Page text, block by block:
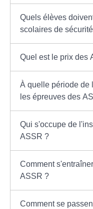
Quels élèves
scolaires de
Quel est le prix des
À quelle période de
les épreuves des
Qui s'occupe de
ASSR ?
Comment
ASSR ?
Comment se